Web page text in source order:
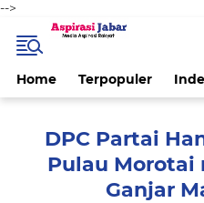
-->
Home Terpopuler
DPC Partai
Pulau Morotai
Ganjar